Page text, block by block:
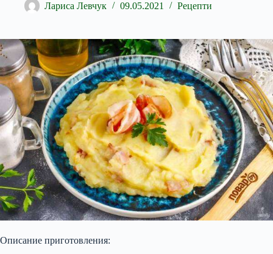
Лариса Левчук 09.05.2021 Рецепти
Описание приготовления: